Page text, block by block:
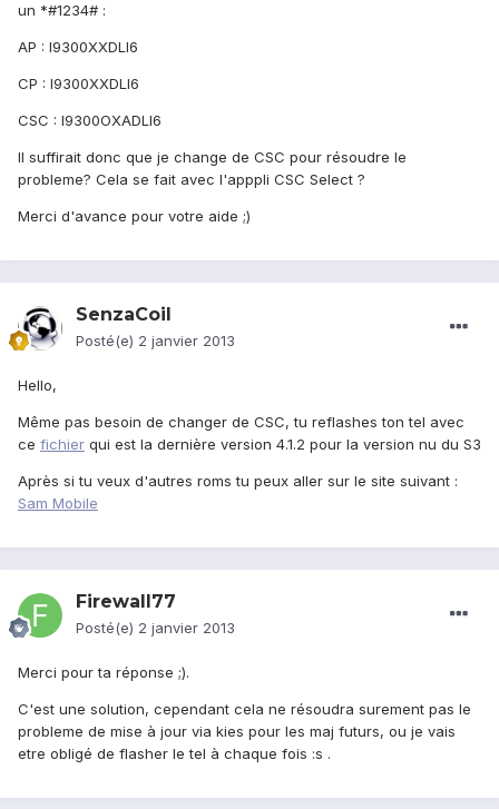
un *#1234# :
AP : I9300XXDLI6
CP : I9300XXDLI6
CSC : I9300OXADLI6
Il suffirait donc que je change de CSC pour résoudre le
probleme? Cela se fait avec l'apppli CSC Select ?
Merci d'avance pour votre aide ;)
SenzaCoil
Posté(e) 2 janvier 2013
Hello,
Même pas besoin de changer de CSC, tu reflashes ton tel avec
ce fichier qui est la dernière version 4.1.2 pour la version nu du S3
Après si tu veux d'autres roms tu peux aller sur le site suivant :
Sam Mobile
Firewall77
Posté(e) 2 janvier 2013
Merci pour ta réponse ;).
C'est une solution, cependant cela ne résoudra surement pas le
probleme de mise à jour via kies pour les maj futurs, ou je vais
etre obligé de flasher le tel à chaque fois :s .